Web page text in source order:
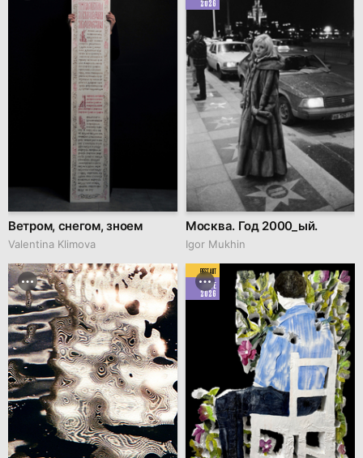
Ветром, снегом, зноем
Valentina Klimova
Москва. Год 2000_ый.
Igor Mukhin
BEST ART
JUNE
2026